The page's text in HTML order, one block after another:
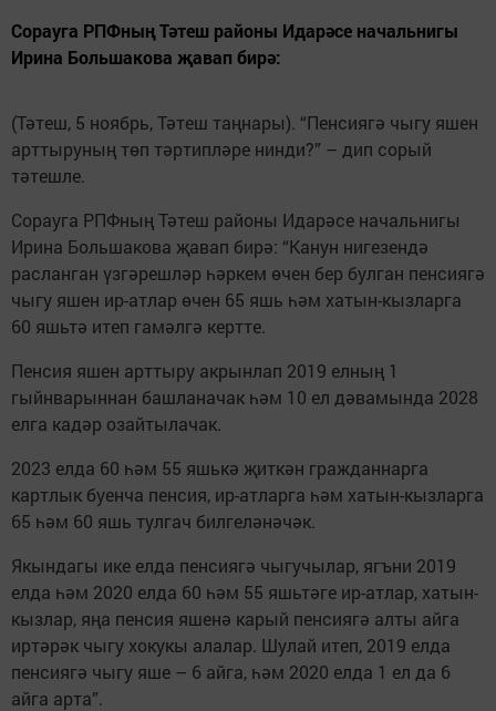
Сорауга РПФның Тәтеш районы Идарәсе начальнигы
Ирина Большакова җавап бирә:
(Тәтеш, 5 ноябрь, Тәтеш таңнары). “Пенсиягә чыгу яшен
арттыруның төп тәртипләре ­нинди?” – дип сорый
тәтешле.
Сорауга РПФның Тәтеш районы Идарәсе начальнигы
Ирина Большакова җавап бирә: “Канун нигезендә
расланган үзгәрешләр һәркем өчен бер булган пенсиягә
чыгу яшен ир-атлар өчен 65 яшь һәм хатын-кызларга
60 яшьтә итеп гамәлгә кертте.
Пенсия яшен арттыру акрынлап 2019 елның 1
гыйнварыннан башланачак һәм 10 ел дәвамында 2028
елга кадәр озайтылачак.
2023 елда 60 һәм 55 яшькә җиткән гражданнарга
картлык буенча пенсия, ир-атларга һәм хатын-кызларга
65 һәм 60 яшь тулгач билгеләнәчәк.
Якындагы ике елда пенсиягә чыгучылар, ягъни 2019
елда һәм 2020 елда 60 һәм 55 яшьтәге ир-атлар, хатын-
кызлар, яңа пенсия яшенә карый пенсиягә алты айга
иртәрәк чыгу хокукы алалар. Шулай итеп, 2019 елда
пенсиягә чыгу яше – 6 айга, һәм 2020 елда 1 ел да 6
айга арта”.